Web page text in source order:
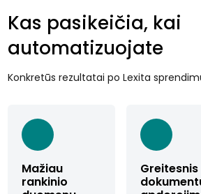
Kas pasikeičia, kai
automatizuojate
Konkretūs rezultatai po Lexita
Mažiau
rankinio
Greitesnis